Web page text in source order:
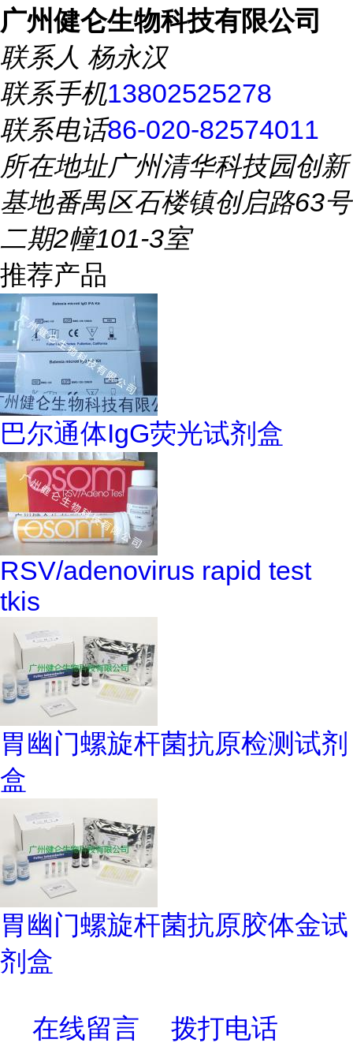
广州健仑生物科技有限公司
联系人 杨永汉
联系手机13802525278
联系电话86-020-82574011
所在地址广州清华科技园创新
基地番禺区石楼镇创启路63号
二期2幢101-3室
推荐产品
巴尔通体IgG荧光试剂盒
RSV/adenovirus rapid test
tkis
胃幽门螺旋杆菌抗原检测试剂
盒
胃幽门螺旋杆菌抗原胶体金试
剂盒
在线留言 拨打电话